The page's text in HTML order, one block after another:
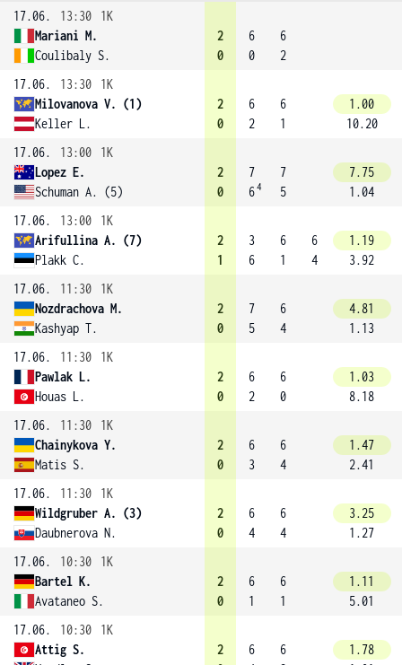
17.06. 13:30
1K
Mariani M.
Coulibaly S.
2
0
6
0
6
2
17.06.
13:30
1K
Milovanova V. (1)
Keller L.
2
0
6
2
6
1
1.00
10.20
17.06.
13:00
1K
Lopez E.
Schuman A. (5)
2
0
7
64
7
5
7.75
1.04
17.06.
13:00
1K
Arifullina A. (7)
Plakk C.
2
1
3
6
6
1
6
4
1.19
3.92
17.06.
11:30
1K
Nozdrachova M.
Kashyap T.
2
0
7
5
6
4
4.81
1.13
17.06.
11:30
1K
Pawlak L.
Houas L.
2
0
6
2
6
0
1.03
8.18
17.06.
11:30
1K
Chainykova Y.
Matis S.
2
0
6
3
6
4
1.47
2.41
17.06.
11:30
1K
Wildgruber A. (3)
Daubnerova N.
2
0
6
4
6
4
3.25
1.27
17.06.
10:30
1K
Bartel K.
Avataneo S.
2
0
6
1
6
1
1.11
5.01
17.06.
10:30
1K
Attig S.
2
6
6
1.78